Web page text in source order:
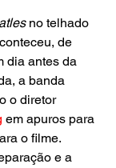
no telhado
de
dia antes da
a banda
o diretor
em apuros para
o filme.
e a